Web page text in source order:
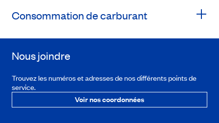
Consommation de carburant
Nous joindre
Trouvez les numéros et adresses de nos différents points de
service.
Voir nos coordonnées